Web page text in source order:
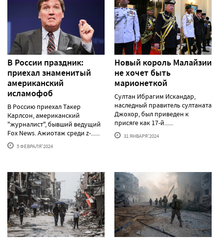
В России праздник:
приехал знаменитый
американский
исламофоб
В Россию приехал Такер
Карлсон, американский
"журналист", бывший ведущий
Fox News. Ажиотаж среди z-......
5 ФЕВРАЛЯ'2024
Новый король Малайзии
не хочет быть
марионеткой
Султан Ибрагим Искандар,
наследный правитель султаната
Джохор, был приведен к
присяге как 17-й......
31 ЯНВАРЯ'2024